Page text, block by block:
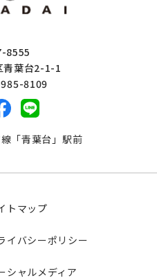
8555
青葉台2-1-1
8109
「青葉台」駅前
トマップ
イバシーポリシー
シャルメディア